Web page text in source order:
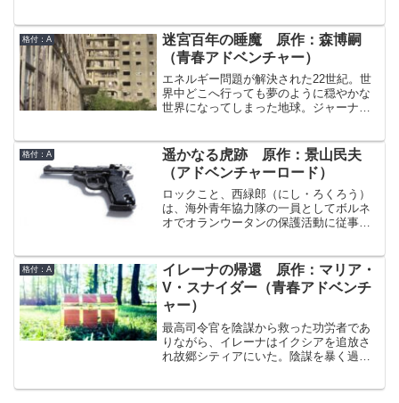
り受けた「入らずの山」だった。そして
ふたりは、それぞれ崩壊の危機にある地
球の運命に大きな影響を与える発見をす
ることになる。和美が見つけたのは、
4000年前から地中に眠っていた宇宙船。
そして、年輝が出会ったのは、天邪鬼伝
格付：A
迷宮百年の睡魔 原作：森博嗣
（青春アドベンチャー）
エネルギー問題が解決された22世紀。世
界中どこへ行っても夢のように穏やかな
世界になってしまった地球。ジャーナリ
一夜にして周囲が海になったという伝説
の城塞都市イル・サン・ジャックへと赴
いた。閉鎖的な島として知られるイル・
サン・ジャックからなぜか取材の許可が
下りたのだ。島についてすぐに宮殿モ
ン・ロゼに通されたミチルだが、そこで
そして「ルナティック・シティ」を訪れ
たときと同様に、殺人事件に巻き込まれ
てしまうのだった。多くの謎を秘めたこ
の島で、ミチルの謎解きが始まる。
格付：A
遥かなる虎跡 原作：景山民夫
（アドベンチャーロード）
ロックこと、西緑郎（にし・ろくろう）
は、海外青年協力隊の一員としてボルネ
オでオランウータンの保護活動に従事し
室でリム・キム・チャンという老人の死
を看取る。日本軍に辛い人生を強いられ
た老人への負い目、そして何より死を看
取った人間として責任感から、西は老人
のたったひとりの身内である遠縁の娘の
もとに、遺品を届けることを決意する。
しかし、この旅は、第二次世界大戦中に
日本軍が隠匿したという秘宝「山下トレ
だ。
格付：A
イレーナの帰還 原作：マリア・
V・スナイダー（青春アドベンチ
ャー）
最高司令官を陰謀から救った功労者であ
りながら、イレーナはイクシアを追放さ
れ故郷シティアにいた。陰謀を暴く過程